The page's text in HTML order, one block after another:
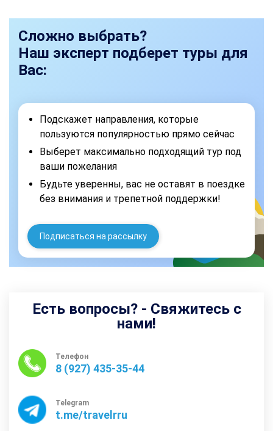
Сложно выбрать?
Наш эксперт подберет туры для
Вас:
Подскажет направления, которые
пользуются популярностью прямо сейчас
Выберет максимально подходящий тур под
ваши пожелания
Будьте уверенны, вас не оставят в поездке
без внимания и трепетной поддержки!
Подписаться на рассылку
Есть вопросы? - Свяжитесь с
нами!
Телефон
8 (927) 435-35-44
Telegram
t.me/travelrru